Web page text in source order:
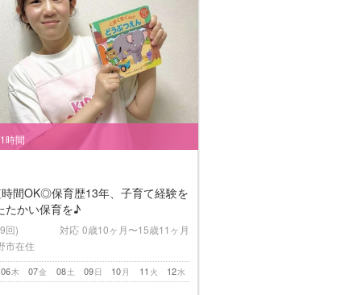
時間
間OK◎保育歴13年、子育て経験を
たかい保育を♪
回) 対応 0歳10ヶ月〜15歳11ヶ月
市在住
木
06 金
07 土
08 日
09 月
10 火
11 水
12